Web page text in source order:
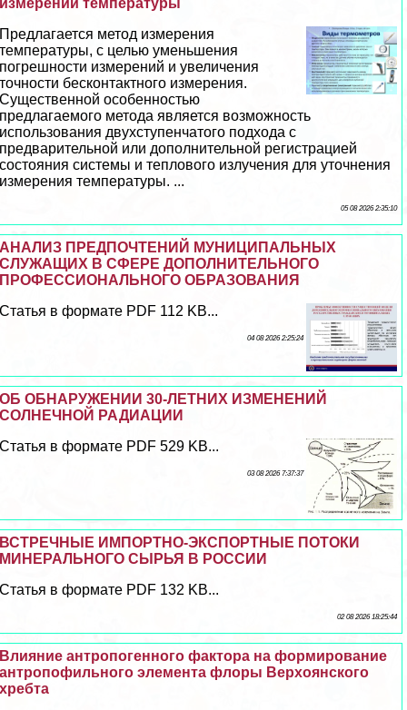
измерений температуры
Предлагается метод измерения
температуры, с целью уменьшения
погрешности измерений и увеличения
точности бесконтактного измерения.
Существенной особенностью
предлагаемого метода является возможность
использования двухступенчатого подхода с
предварительной или дополнительной регистрацией
состояния системы и теплового излучения для уточнения
измерения температуры. ...
05 08 2026 2:35:10
АНАЛИЗ ПРЕДПОЧТЕНИЙ МУНИЦИПАЛЬНЫХ
СЛУЖАЩИХ В СФЕРЕ ДОПОЛНИТЕЛЬНОГО
ПРОФЕССИОНАЛЬНОГО ОБРАЗОВАНИЯ
Статья в формате PDF 112 KB...
04 08 2026 2:25:24
ОБ ОБНАРУЖЕНИИ 30-ЛЕТНИХ ИЗМЕНЕНИЙ
СОЛНЕЧНОЙ РАДИАЦИИ
Статья в формате PDF 529 KB...
03 08 2026 7:37:37
ВСТРЕЧНЫЕ ИМПОРТНО-ЭКСПОРТНЫЕ ПОТОКИ
МИНЕРАЛЬНОГО СЫРЬЯ В РОССИИ
Статья в формате PDF 132 KB...
02 08 2026 18:25:44
Влияние антропогенного фактора на формирование
антропофильного элемента флоры Верхоянского
хребта